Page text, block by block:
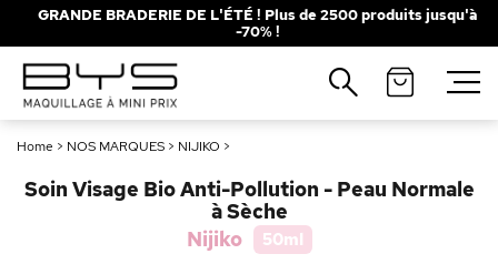
GRANDE BRADERIE DE L'ÉTÉ ! Plus de 2500 produits jusqu'à
-70% !
Home > NOS MARQUES > NIJIKO >
Soin Visage Bio Anti-Pollution - Peau Normale
à Sèche
Nijiko
50ml
Fermer
Recherches populaires
Mascara
Solaire
Rouge à Lèvres